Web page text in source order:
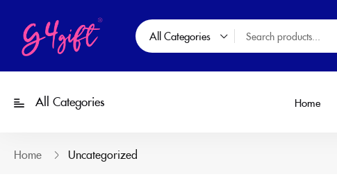
All Categories
All Categories Home
Home Uncategorized